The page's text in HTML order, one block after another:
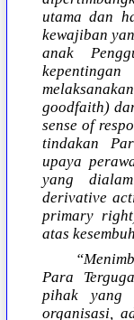
utama dan
kewajiban
anak
goodfaith)
sense of
tindakan
upaya
yang
derivative
primary
atas
Para
pihak yang
organisasi,